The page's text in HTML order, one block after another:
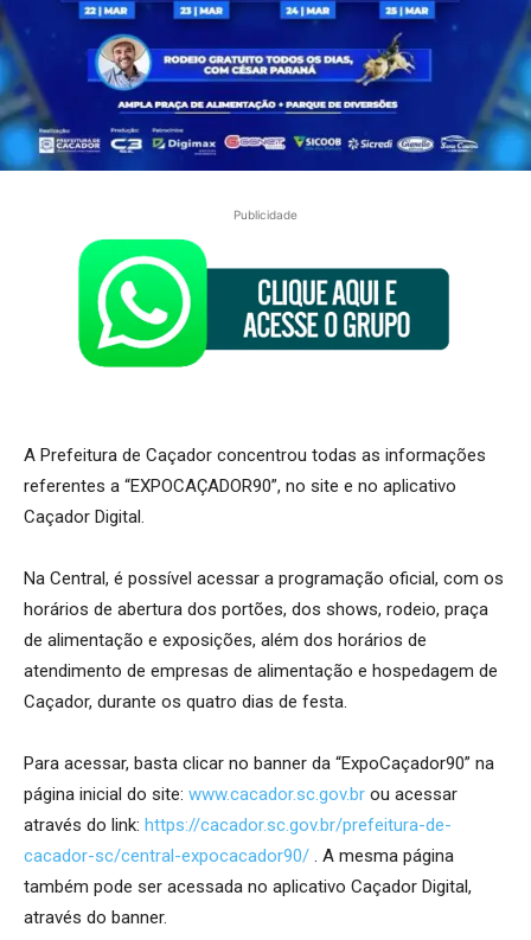
Publicidade
A Prefeitura de Caçador concentrou todas as informações
referentes a “EXPOCAÇADOR90”, no site e no aplicativo
Caçador Digital.
Na Central, é possível acessar a programação oficial, com os
horários de abertura dos portões, dos shows, rodeio, praça
de alimentação e exposições, além dos horários de
atendimento de empresas de alimentação e hospedagem de
Caçador, durante os quatro dias de festa.
Para acessar, basta clicar no banner da “ExpoCaçador90” na
página inicial do site: www.cacador.sc.gov.br ou acessar
através do link: https://cacador.sc.gov.br/prefeitura-de-
cacador-sc/central-expocacador90/ . A mesma página
também pode ser acessada no aplicativo Caçador Digital,
através do banner.